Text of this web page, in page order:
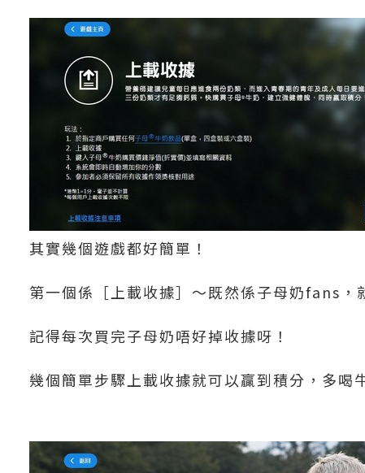
其實幾個遊戲都好簡單！
第一個係［上載收據］～既然係子母奶fans，
記得每次買完子母奶唔好掉收據呀！
幾個簡單步驟上載收據就可以贏到積分，多喝